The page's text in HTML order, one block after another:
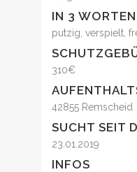
IN 3 WORTEN
putzig, verspielt,
310€
42855 Remscheid
SUCHT SEIT
23.01.2019
INFOS